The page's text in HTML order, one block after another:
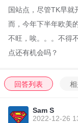
国站点，尽管TK早就
而，今年下半年欧美
不旺，唉。。。不得
点还有机会吗？
回答列表
Sam S
2022-12-26